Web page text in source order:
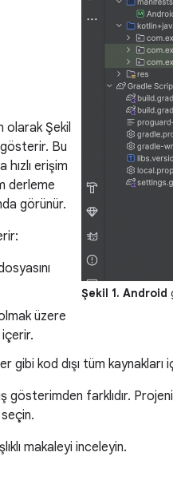
Şekil 1. Android
olarak Şekil
Bu
erişim
derleme
görünür.
üzere
içerir.
gibi kod dışı tüm kaynakları
farklıdır.
makaleyi inceleyin.